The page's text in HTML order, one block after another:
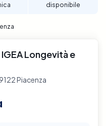
completo e
disponibile
Longevità e
Piacenza